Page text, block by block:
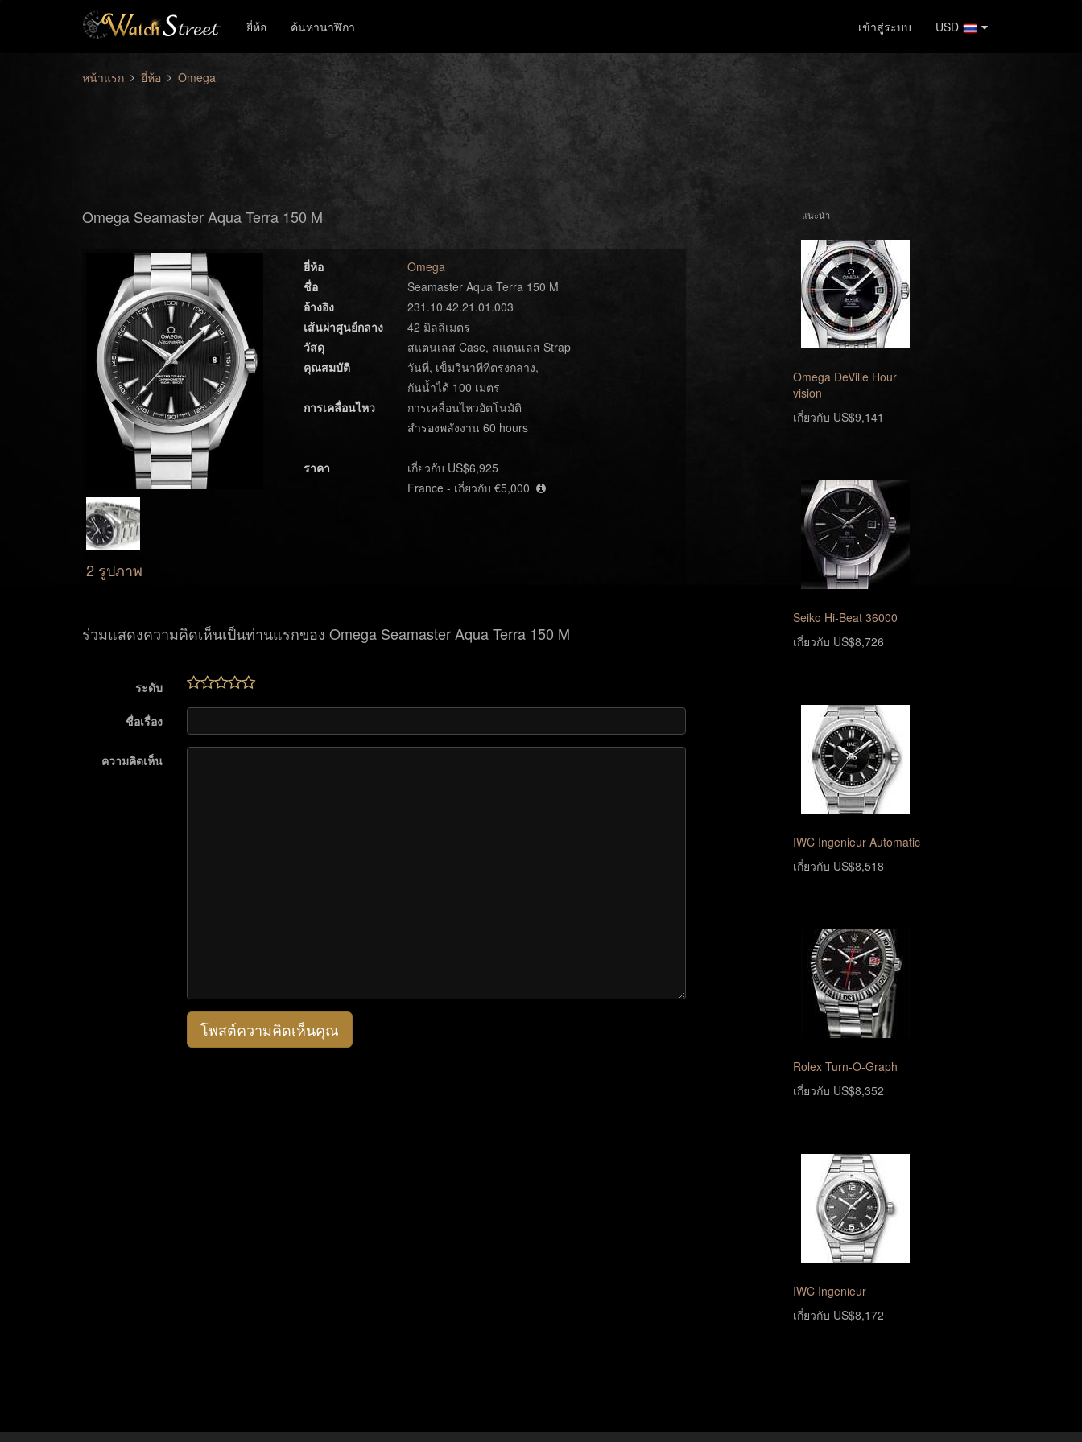
ยี่ห้อ ค้นหานาฬิกา เข้าสู่ระบบ USD
หน้าแรก ยี่ห้อ Omega
Omega Seamaster Aqua Terra 150 M
2 รูปภาพ
ยี่ห้อ
Omega
ชื่อ
Seamaster Aqua Terra 150 M
อ้างอิง
231.10.42.21.01.003
เส้นผ่าศูนย์กลาง
42 มิลลิเมตร
วัสดุ
สแตนเลส Case, สแตนเลส Strap
คุณสมบัติ
วันที่, เข็มวินาทีที่ตรงกลาง,
กันน้ำได้ 100 เมตร
การเคลื่อนไหว
การเคลื่อนไหวอัตโนมัติ
สำรองพลังงาน 60 hours
ราคา
เกี่ยวกับ US$6,925
France - เกี่ยวกับ €5,000
ร่วมแสดงความคิดเห็นเป็นท่านแรกของ Omega Seamaster Aqua Terra 150 M
ระดับ
ชื่อเรื่อง
ความคิดเห็น
โพสต์ความคิดเห็นคุณ
แนะนำ
Omega DeVille Hour
vision
เกี่ยวกับ US$9,141
Seiko Hi-Beat 36000
เกี่ยวกับ US$8,726
IWC Ingenieur Automatic
เกี่ยวกับ US$8,518
Rolex Turn-O-Graph
เกี่ยวกับ US$8,352
IWC Ingenieur
เกี่ยวกับ US$8,172